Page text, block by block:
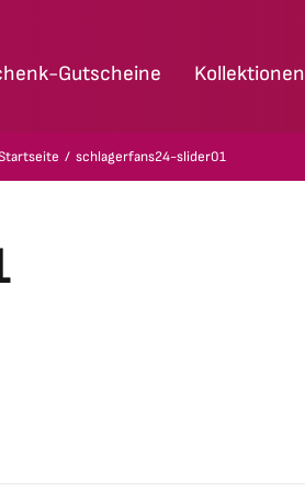
Gutscheine Kollektionen
schlagerfans24-slider01